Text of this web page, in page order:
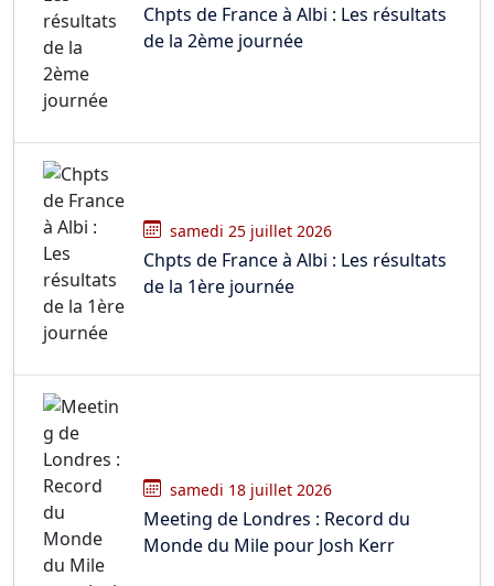
Chpts de France à Albi : Les résultats
de la 2ème journée
samedi 25 juillet 2026
Chpts de France à Albi : Les résultats
de la 1ère journée
samedi 18 juillet 2026
Meeting de Londres : Record du
Monde du Mile pour Josh Kerr